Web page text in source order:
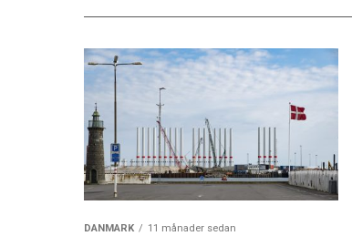
DANMARK 11 månader sedan